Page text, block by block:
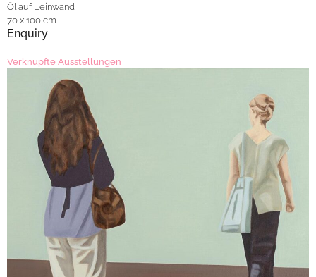
Öl auf Leinwand
70 x 100 cm
Enquiry
Verknüpfte Ausstellungen